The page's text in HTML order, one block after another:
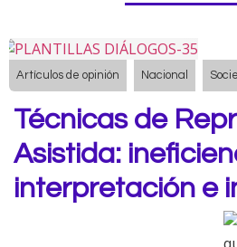
Artículos de opinión Nacional
Técnicas de
Asistida:
interpretación e